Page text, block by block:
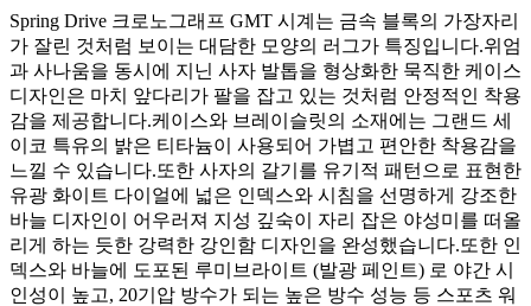
Spring Drive 크로노그래프 GMT 시계는 금속 블록의 가장자리
가 잘린 것처럼 보이는 대담한 모양의 러그가 특징입니다.위엄
과 사나움을 동시에 지닌 사자 발톱을 형상화한 묵직한 케이스
디자인은 마치 앞다리가 팔을 잡고 있는 것처럼 안정적인 착용
감을 제공합니다.케이스와 브레이슬릿의 소재에는 그랜드 세
이코 특유의 밝은 티타늄이 사용되어 가볍고 편안한 착용감을
느낄 수 있습니다.또한 사자의 갈기를 유기적 패턴으로 표현한
유광 화이트 다이얼에 넓은 인덱스와 시침을 선명하게 강조한
바늘 디자인이 어우러져 지성 깊숙이 자리 잡은 야성미를 떠올
리게 하는 듯한 강력한 강인함 디자인을 완성했습니다.또한 인
덱스와 바늘에 도포된 루미브라이트 (발광 페인트) 로 야간 시
인성이 높고, 20기압 방수가 되는 높은 방수 성능 등 스포츠 워